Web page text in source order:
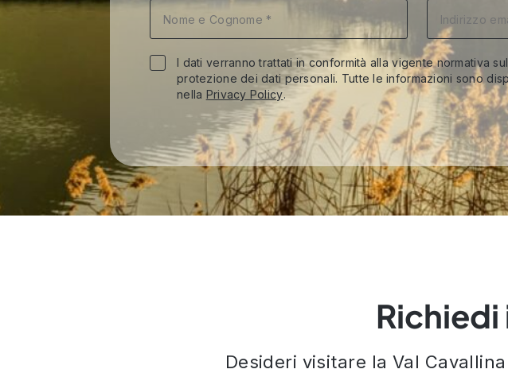
I dati verranno trattati in conformità alla vigente normativa
protezione dei dati personali. Tutte le informazioni sono
nella Privacy Policy.
Desideri visitare la Val